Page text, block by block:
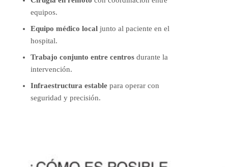
equipos.
Equipo médico local junto al paciente en el
hospital.
Trabajo conjunto entre centros durante la
intervención.
Infraestructura estable para operar con
seguridad y precisión.